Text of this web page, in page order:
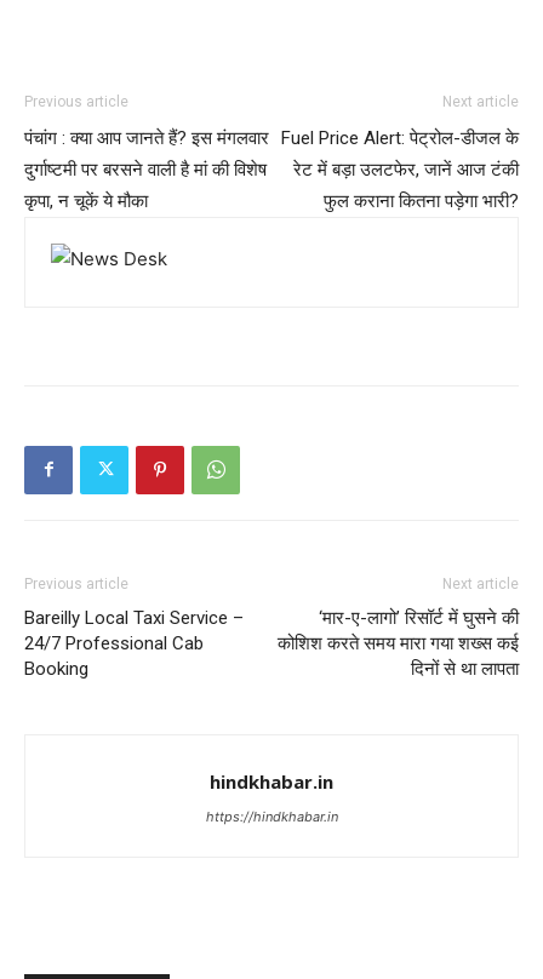
Previous article
पंचांग : क्या आप जानते हैं? इस मंगलवार
दुर्गाष्टमी पर बरसने वाली है मां की विशेष
कृपा, न चूकें ये मौका
Next article
Fuel Price Alert: पेट्रोल-डीजल के
रेट में बड़ा उलटफेर, जानें आज टंकी
फुल कराना कितना पड़ेगा भारी?
Previous article
Bareilly Local Taxi Service –
24/7 Professional Cab
Booking
Next article
‘मार-ए-लागो’ रिसॉर्ट में घुसने की
कोशिश करते समय मारा गया शख्स कई
दिनों से था लापता
hindkhabar.in
https://hindkhabar.in